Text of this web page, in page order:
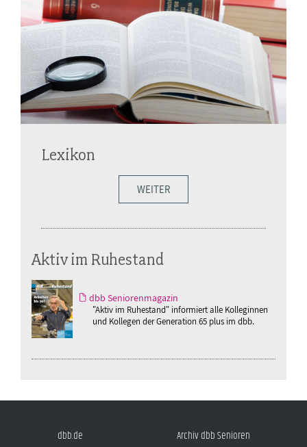
Lexikon
WEITER
Aktiv im Ruhestand
dbb Seniorenmagazin
"Aktiv im Ruhestand" informiert alle Kolleginnen
und Kollegen der Generation 65 plus im dbb.
dbb.de Archiv dbb Senioren